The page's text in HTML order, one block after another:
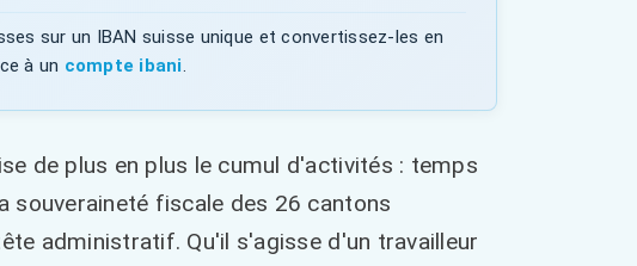
sur un IBAN suisse unique et convertissez-les en
à un compte ibani.
de plus en plus le cumul d'activités : temps
souveraineté fiscale des 26 cantons
administratif. Qu'il s'agisse d'un travailleur